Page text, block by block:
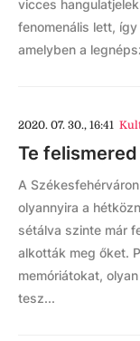
vicces
fenomenális lett,
amelyben a
2020. 07. 30., 16:41
Te
A
olyannyira a
sétálva szinte már
alkották meg őket.
memóriátokat,
tesz...